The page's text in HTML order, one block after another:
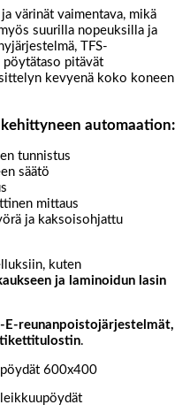
värinät vaimentava, mikä
suurilla nopeuksilla ja
TFS-
pöytätaso pitävät
kevyenä koko koneen
kehittyneen automaation:
tunnistus
säätö
mittaus
ja kaksoisohjattu
kuten
ja laminoidun lasin
E-reunanpoistojärjestelmät,
.